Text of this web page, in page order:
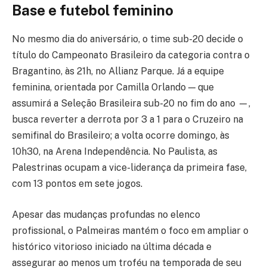
Base e futebol feminino
No mesmo dia do aniversário, o time sub-20 decide o
título do Campeonato Brasileiro da categoria contra o
Bragantino, às 21h, no Allianz Parque. Já a equipe
feminina, orientada por Camilla Orlando — que
assumirá a Seleção Brasileira sub-20 no fim do ano —,
busca reverter a derrota por 3 a 1 para o Cruzeiro na
semifinal do Brasileiro; a volta ocorre domingo, às
10h30, na Arena Independência. No Paulista, as
Palestrinas ocupam a vice-liderança da primeira fase,
com 13 pontos em sete jogos.
Apesar das mudanças profundas no elenco
profissional, o Palmeiras mantém o foco em ampliar o
histórico vitorioso iniciado na última década e
assegurar ao menos um troféu na temporada de seu